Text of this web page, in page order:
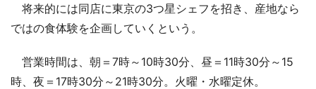
将来的には同店に東京の3つ星シェフを招き、産地なら
ではの食体験を企画していくという。
営業時間は、朝＝7時～10時30分、昼＝11時30分～15
時、夜＝17時30分～21時30分。火曜・水曜定休。